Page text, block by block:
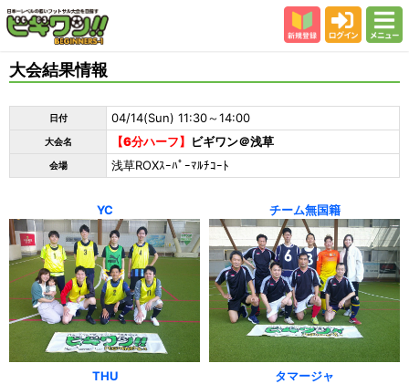
会場
大会結果
よくある質問
参加者の声
大会結果情報
日付 04/14(Sun) 11:30～14:00
大会名 【6分ハーフ】 ビギワン＠浅草
会場 浅草ROXｽｰﾊﾟｰﾏﾙﾁｺｰﾄ
YC チーム無国籍
THU タマージャ